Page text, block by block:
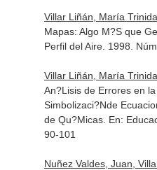
Villar Liñán, María
Mapas: Algo M?S que
Perfil del Aire. 1998.
Villar Liñán, María
An?Lisis de Errores en
Simbolizaci?Nde
de Qu?Micas. En:
90-101
Nuñez Valdes, Juan,